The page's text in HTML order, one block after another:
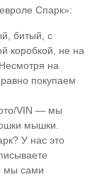
Спарк»:
битый, с
коробкой, не на
на
покупаем
VIN — мы
мышки.
У нас это
мы сами